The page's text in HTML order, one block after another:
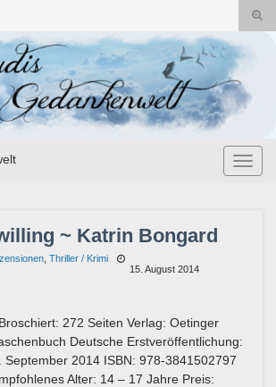
for:
~ Katrin Bongard
Thriller / Krimi
15. August 2014
272 Seiten Verlag: Oetinger
Deutsche Erstveröffentlichung:
September 2014 ISBN: 978-3841502797
Alter: 14 – 17 Jahre Preis: